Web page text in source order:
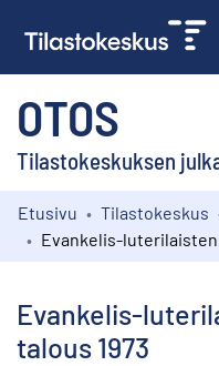
OTOS
Tilastokeskuksen
Kokoelmat
Etusivu Tilastokeskus
Evankelis-
talous 1973